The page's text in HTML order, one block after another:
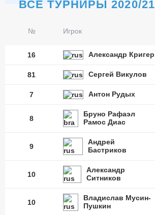
ВСЕ ТУРНИРЫ 2020/21
№ Игрок
16 Александр Кригер
81 Сергей Викулов
7 Антон Рудых
8
Бруно Рафаэл
Рамос Диас
9
Андрей
Бастриков
10
Александр
Ситников
10
Владислав Мусин-
Пушкин